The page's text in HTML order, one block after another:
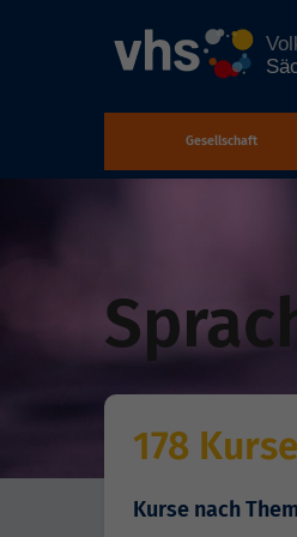
Gesellschaft
178 Kurse
Kurse nach